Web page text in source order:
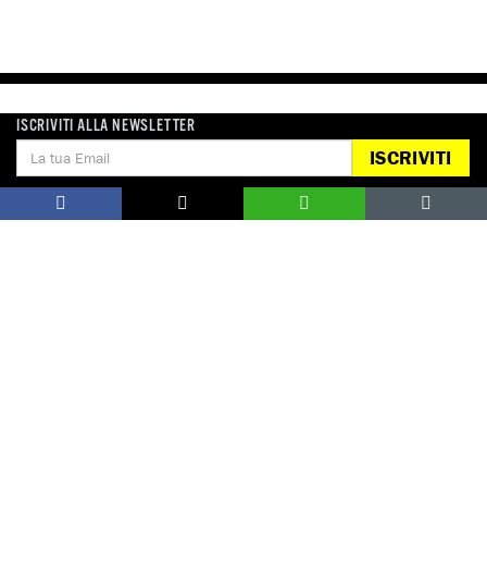
Notizie correlate per tema
SPARIZIONI FORZATE
ISCRIVITI ALLA NEWSLETTER
ISCRIVITI